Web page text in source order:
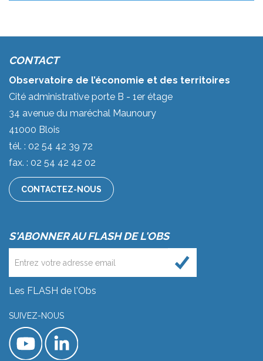
CONTACT
Observatoire de l’économie et des territoires
Cité administrative porte B - 1er étage
34 avenue du maréchal Maunoury
41000 Blois
tél. : 02 54 42 39 72
fax. : 02 54 42 42 02
CONTACTEZ-NOUS
S'ABONNER AU FLASH DE L'OBS
Les FLASH de l'Obs
SUIVEZ-NOUS